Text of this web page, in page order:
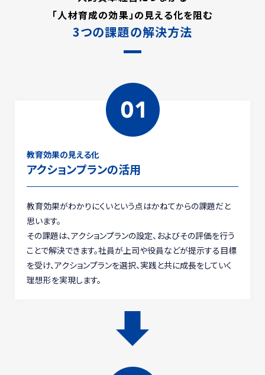
「人材育成の効果」の見える化を阻む
3つの課題の解決方法
教育効果の見える化
アクションプランの活用
教育効果がわかりにくいという点はかねてからの課題だと
思います。
その課題は、アクションプランの設定、およびその評価を行う
ことで解決できます。社員が上司や役員などが提示する目標
を受け、アクションプランを選択、実践と共に成長をしていく
理想形を実現します。